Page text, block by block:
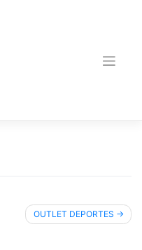
OUTLET DEPORTES